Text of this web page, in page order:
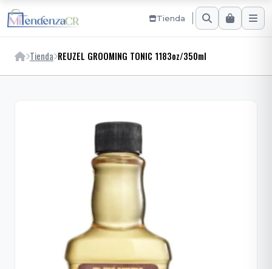
Tienda
Tienda REUZEL GROOMING TONIC 1183oz/350ml